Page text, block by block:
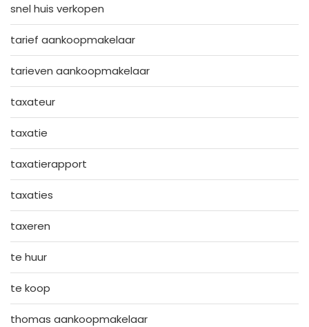
snel huis verkopen
tarief aankoopmakelaar
tarieven aankoopmakelaar
taxateur
taxatie
taxatierapport
taxaties
taxeren
te huur
te koop
thomas aankoopmakelaar